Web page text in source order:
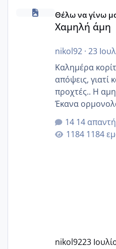
Χαμηλή άμη
Θέλω να γίνω
Χαμηλή άμη
nikol92· 23
Καλημέρα
απόψεις, γιατί κοντεύω να τρελαθώ από
προχτές.. Η
Έκανα
για την ηλικία
εγκυμοσύνη,
στην 27η
14
1184
nikol9223